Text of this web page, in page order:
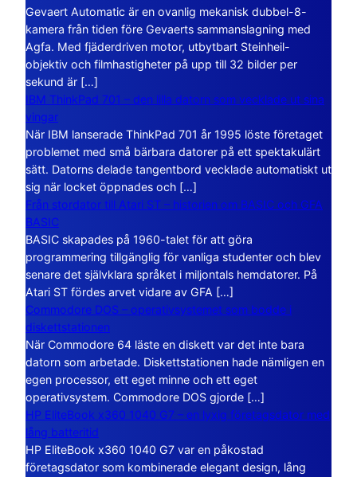
Gevaert Automatic är en ovanlig mekanisk dubbel-8-
kamera från tiden före Gevaerts sammanslagning med
Agfa. Med fjäderdriven motor, utbytbart Steinheil-
objektiv och filmhastigheter på upp till 32 bilder per
sekund är […]
IBM ThinkPad 701 – den lilla datorn som vecklade ut sina
vingar
När IBM lanserade ThinkPad 701 år 1995 löste företaget
problemet med små bärbara datorer på ett spektakulärt
sätt. Datorns delade tangentbord vecklade automatiskt ut
sig när locket öppnades och […]
Från stordator till Atari ST – historien om BASIC och GFA
BASIC
BASIC skapades på 1960-talet för att göra
programmering tillgänglig för vanliga studenter och blev
senare det självklara språket i miljontals hemdatorer. På
Atari ST fördes arvet vidare av GFA […]
Commodore DOS – operativsystemet som bodde i
diskettstationen
När Commodore 64 läste en diskett var det inte bara
datorn som arbetade. Diskettstationen hade nämligen en
egen processor, ett eget minne och ett eget
operativsystem. Commodore DOS gjorde […]
HP EliteBook x360 1040 G7 – en lyxig företagsdator med
lång batteritid
HP EliteBook x360 1040 G7 var en påkostad
företagsdator som kombinerade elegant design, lång